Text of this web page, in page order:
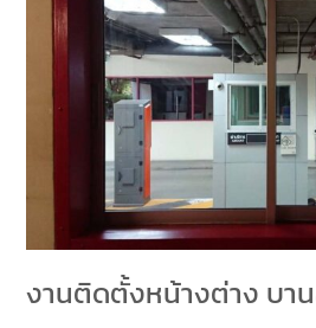
งานติดตั้งหน้างต่าง บา